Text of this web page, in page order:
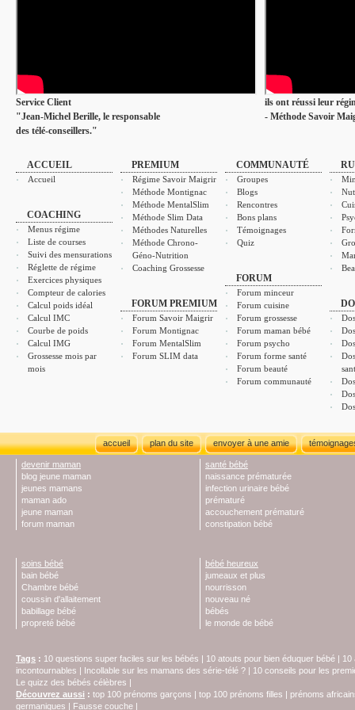
Service Client
"Jean-Michel Berille, le responsable
des télé-conseillers."
ils ont réussi leur
- Méthode Savoir
ACCUEIL
Accueil
COACHING
Menus régime
Liste de courses
Suivi des mensurations
Réglette de régime
Exercices physiques
Compteur de calories
Calcul poids idéal
Calcul IMC
Courbe de poids
Calcul IMG
Grossesse mois par
mois
PREMIUM
Régime Savoir Maigrir
Méthode Montignac
Méthode MentalSlim
Méthode Slim Data
Méthodes Naturelles
Méthode Chrono-
Géno-Nutrition
Coaching Grossesse
FORUM PREMIUM
Forum Savoir Maigrir
Forum Montignac
Forum MentalSlim
Forum SLIM data
COMMUNAUTÉ
Groupes
Blogs
Rencontres
Bons plans
Témoignages
Quiz
FORUM
Forum minceur
Forum cuisine
Forum grossesse
Forum maman bébé
Forum psycho
Forum forme santé
Forum beauté
Forum communauté
accueil plan du site envoyer à une amie
devenir maman
blog jeune maman
jeunes mamans
maman ado
jeune maman
forum maman
santé bébé
naissance prématurée
infection urinaire bébé
prématuré
accouchement prématuré
constipation bébé
soins bébé
bain bébé
Chambre bébé
coussin d'allaitement
babillage bébé
propreté bébé
bébé heureux
jumeaux et plus
nourrisson
nouveau né
bébés
le monde de bébé
Tags : 10 questions super faciles sur les bébés | 10 atouts pour bien éduquer bébé | 10
incontournables | Incollable sur les mamans des série-télé ? | 10 conseils pour les
Le quizz des bébés célèbres |
Découvrez aussi : top 100 prénoms garçons | top 100 prénoms filles | prénoms
germaniques | Fausse couche |